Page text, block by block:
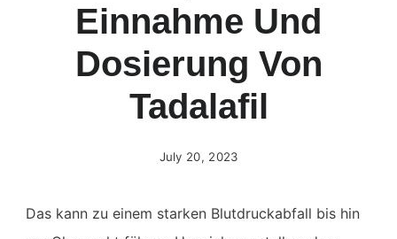
Einnahme Und
Dosierung Von
Tadalafil
July 20, 2023
Das kann zu einem starken Blutdruckabfall bis hin